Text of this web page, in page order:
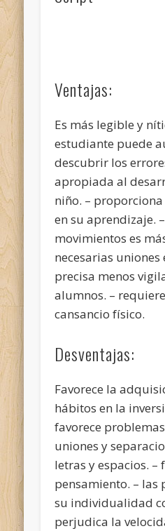
Ventajas:
Es más legible y
estudiante puede
descubrir los
apropiada al
niño. –
en su aprendizaje.
movimientos es
necesarias uniones
precisa menos
alumnos. –
cansancio físico.
Desventajas:
Favorece la
hábitos en la
favorece
uniones y
letras y espacios. –
pensamiento. –
su individualidad
perjudica la